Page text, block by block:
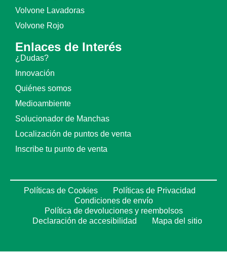
Volvone Lavadoras
Volvone Rojo
Enlaces de Interés
¿Dudas?
Innovación
Quiénes somos
Medioambiente
Solucionador de Manchas
Localización de puntos de venta
Inscribe tu punto de venta
Políticas de Cookies
Políticas de Privacidad
Condiciones de envío
Política de devoluciones y reembolsos
Declaración de accesibilidad
Mapa del sitio